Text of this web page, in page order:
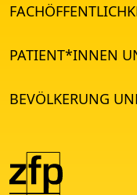
PATIENT*INNEN
BEVÖLKERUNG